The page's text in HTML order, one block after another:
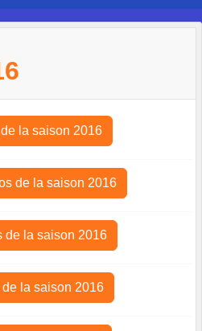
la saison 2016
de la saison 2016
de la saison 2016
la saison 2016